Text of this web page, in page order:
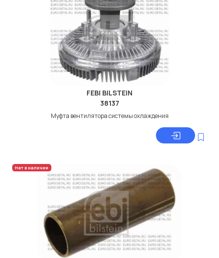
FEBI BILSTEIN
38137
Муфта вентилятора системы охлаждения
Нет в наличии